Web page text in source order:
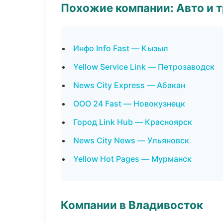
Похожие компании: Авто и
Инфо Info Fast — Кызыл
Yellow Service Link — Петрозаводск
News City Express — Абакан
ООО 24 Fast — Новокузнецк
Город Link Hub — Красноярск
News City News — Ульяновск
Yellow Hot Pages — Мурманск
Компании в Владивосток